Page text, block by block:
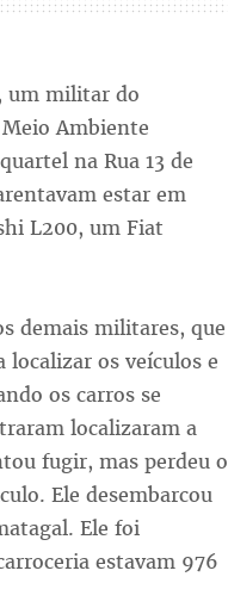
um militar do
Ambiente
na Rua 13 de
estar em
L200, um Fiat
demais militares, que
localizar os veículos e
os carros se
localizaram a
fugir, mas perdeu o
Ele desembarcou
Ele foi
estavam 976